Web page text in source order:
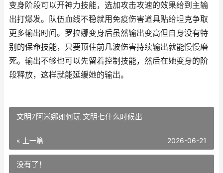
变身阶段可以开神力技能，选加攻击攻速的效果给到主输
出打爆发。队伍血线不稳就用免疫伤害道具贴给坦克争取
更多输出时间。罗拉娜变身后虽然输出变高但自身没有特
别的保命技能，只要顶住前几波伤害持续输出就能慢慢磨
死。输出不够也可以先留着控制技能，然后在她变身的阶
段释放，这样就能延缓她的输出。
文明7阿米娜如何玩 文明七什么时候出
« 上一篇 2026-06-21
没有了！